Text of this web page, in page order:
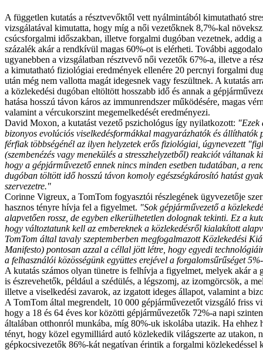
A független kutatás a résztvevőktől vett nyálmintából kimutatható
vizsgálatával kimutatta, hogy míg a női vezetőknek 8,7%-kal
csúcsforgalmi időszakban, illetve forgalmi dugóban vezetnek, addig
százalék akár a rendkívül magas 60%-ot is elérheti. További
ugyanebben a vizsgálatban résztvevő női vezetők 67%-a, illetve a
a kimutatható fiziológiai eredmények ellenére 20 percnyi forgalmi
után még nem vallotta magát idegesnek vagy feszültnek. A kutatás
a közlekedési dugóban eltöltött hosszabb idő és annak a
hatása hosszú távon káros az immunrendszer működésére, magas
valamint a vércukorszint megemelkedését eredményezi.
David Moxon, a kutatást vezető pszichológus így nyilatkozott: "Ezek
bizonyos evolúciós viselkedésformákkal magyarázhatók és állíthatók
férfiak többségénél az ilyen helyzetek erős fiziológiai, úgynevezett
(szembenézés vagy menekülés a stresszhelyzetből) reakciót váltanak
hogy a gépjárművezető ennek nincs minden esetben tudatában, a
dugóban töltött idő hosszú távon komoly egészségkárosító hatást
szervezetre."
Corinne Vigreux, a TomTom fogyasztói részlegének ügyvezetője
hasznos tényre hívja fel a figyelmet. "Sok gépjárművezető a
alapvetően rossz, de egyben elkerülhetetlen dolognak tekinti. Ez a
hogy változtatunk kell az embereknek a közlekedésről kialakított
TomTom által tavaly szeptemberben megfogalmazott Közlekedési
Manifesto) pontosan azzal a céllal jött létre, hogy egyedi
a felhasználói közösségünk együttes erejével a forgalomsűrűséget
A kutatás számos olyan tünetre is felhívja a figyelmet, melyek akár a
is észrevehetők, például a szédülés, a légszomj, az izomgörcsök, a
illetve a viselkedési zavarok, az izgatott ideges állapot, valamint a
A TomTom által megrendelt, 10 000 gépjárművezetőt vizsgáló friss
hogy a 18 és 64 éves kor közötti gépjárművezetők 72%-a napi
általában otthonról munkába, míg 80%-uk iskolába utazik. Ha ehhez
tényt, hogy közel egymilliárd autó közlekedik világszerte az utakon,
gépkocsivezetők 86%-kát negatívan érintik a forgalmi közlekedéssel